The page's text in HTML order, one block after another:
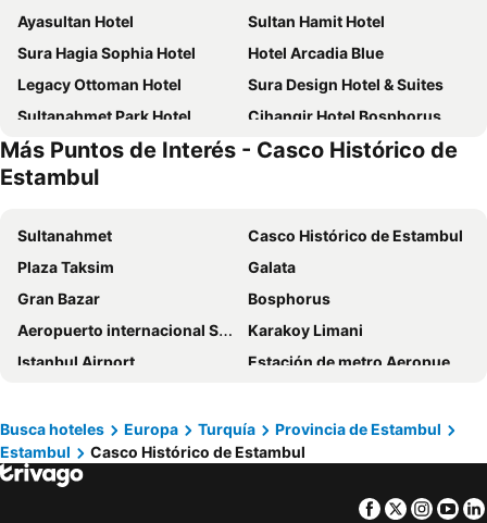
Ayasultan Hotel
Sultan Hamit Hotel
Sura Hagia Sophia Hotel
Hotel Arcadia Blue
Legacy Ottoman Hotel
Sura Design Hotel & Suites
Sultanahmet Park Hotel
Cihangir Hotel Bosphorus
Radisson Blu Hotel, Istanbul Pera
Crowne Plaza Istanbul - Old City by IHG
Grand Hyatt Istanbul
Four Seasons Hotel Istanbul at the Bosphorus
Great Fortune & Spa
Conrad Istanbul Bosphorus
Park Inn By Radisson Istanbul Ataturk Airport
The And Hotel
Hotel Sultania
Agora Life Hotel
Aprilis Hotel
Pera Palace Hotel
Ramada by Wyndham Istanbul Pera
Antea Palace Hotel & Spa
Port Bosphorus
1207 Hotel Special Class Sultanahmet
Swissotel The Bosphorus Istanbul
Crowne Plaza Istanbul - Harbiye By Ihg
Más Puntos de Interés - Casco Histórico de
Estambul
Sultanahmet
Casco Histórico de Estambul
Plaza Taksim
Galata
Gran Bazar
Bosphorus
Aeropuerto internacional Sabiha Gökcen
Karakoy Limani
Istanbul Airport
Estación de metro Aeropuerto Atatürk
EUROPORT EURASIA - EXPOSHIPPING
Torre Gálata
Büyükçekmece
La Mezquita Azul
Santa Sofía
Museo Judío de Turquía
Busca hoteles Europa Turquía
Provincia de Estambul
Estambul
Casco Histórico de Estambul
Facebook
Twitter